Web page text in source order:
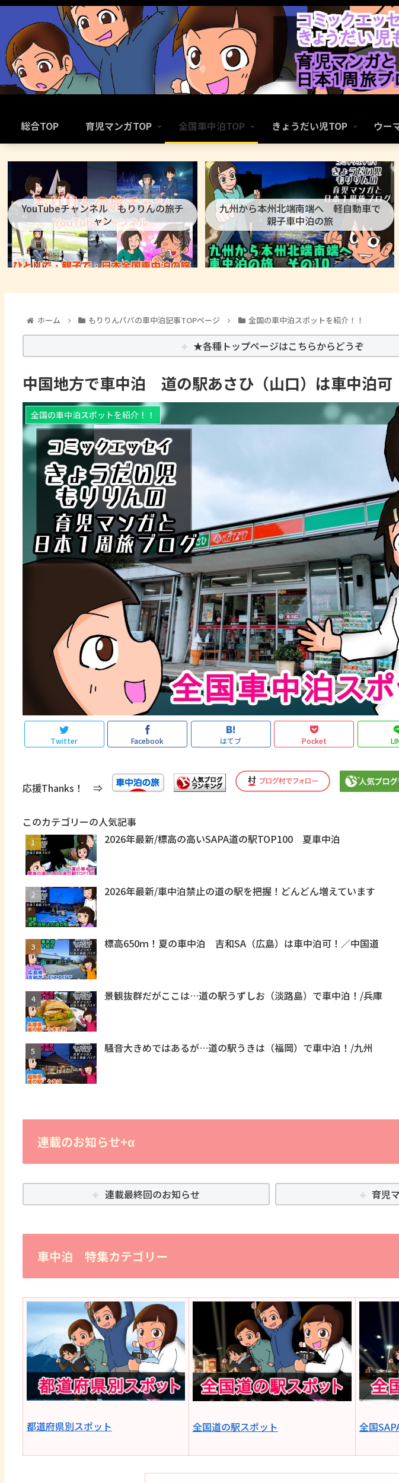
総合TOP 育児マンガTOP 全国車中泊TOP きょうだい児TOP ウー
YouTubeチャンネル もりりんの旅チ
ャン
九州から本州北端南端へ 軽自動車で
親子車中泊の旅
ホーム もりりんパパの車中泊記事TOPページ 全国の車中泊スポットを紹介！！
★各種トップページはこちらからどうぞ
中国地方で車中泊 道の駅あさひ（山口）は車中泊可
全国の車中泊スポットを紹介！！
Twitter Facebook はてブ Pocket
応援Thanks！ ⇒
このカテゴリーの人気記事
2026年最新/標高の高いSAPA道の駅TOP100 夏車中泊
2026年最新/車中泊禁止の道の駅を把握！どんどん増えています
標高650ｍ！夏の車中泊 吉和SA（広島）は車中泊可！／中国道
景観抜群だがここは…道の駅うずしお（淡路島）で車中泊！/兵庫
騒音大きめではあるが…道の駅うきは（福岡）で車中泊！/九州
連載のお知らせ+α
連載最終回のお知らせ 育児
車中泊 特集カテゴリー
都道府県別スポット 全国道の駅スポット 全国